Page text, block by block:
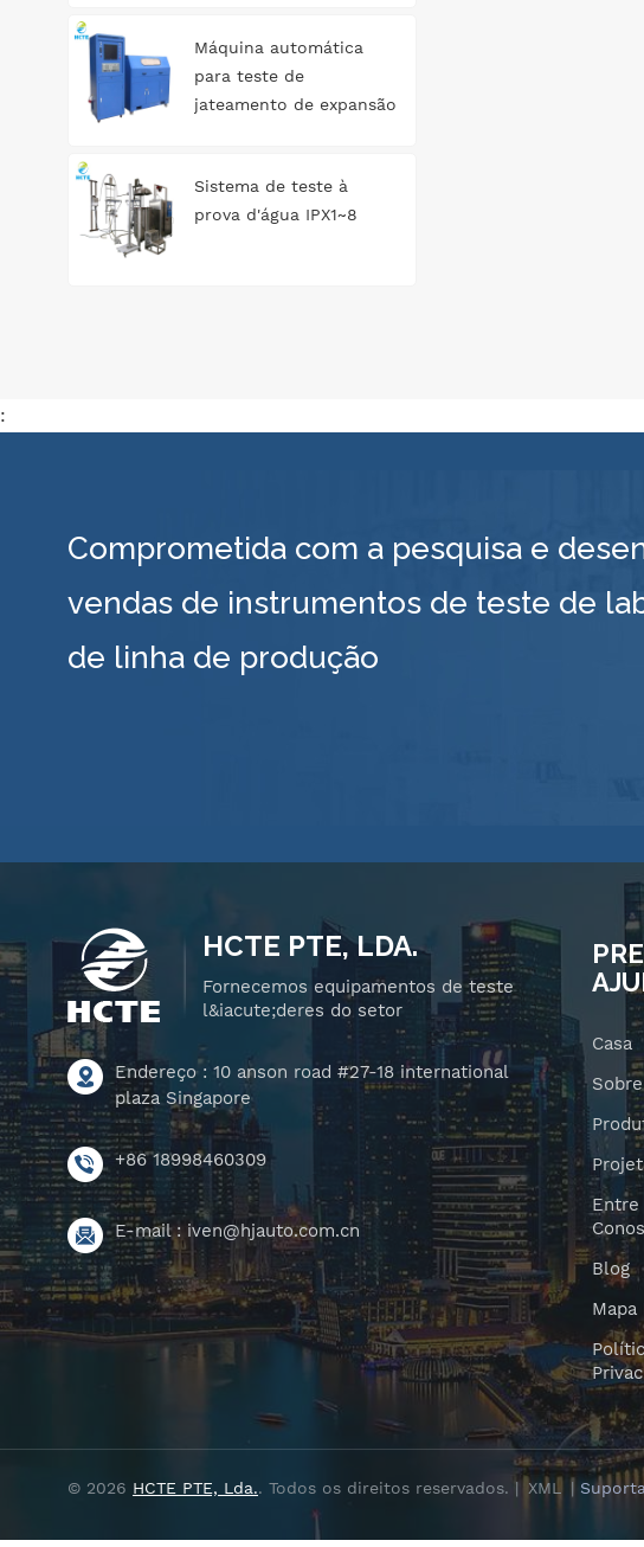
Máquina automática
para teste de
jateamento de expansão
Sistema de teste à
prova d'água IPX1~8
:
Comprometida com a pesquisa e
vendas de instrumentos de teste de
de linha de produção
HCTE PTE, LDA.
Fornecemos equipamentos de teste
l&iacute;deres do setor
Endereço : 10 anson road #27-18 international
plaza Singapore
+86 18998460309
E-mail : iven@hjauto.com.cn
Casa
Entre
Blog
© 2026 HCTE PTE, Lda.. Todos os direitos reservados. | XML |